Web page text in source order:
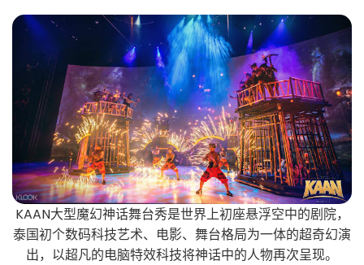
KAAN大型魔幻神话舞台秀是世界上初座悬浮空中的剧院，
泰国初个数码科技艺术、电影、舞台格局为一体的超奇幻演
出，以超凡的电脑特效科技将神话中的人物再次呈现。